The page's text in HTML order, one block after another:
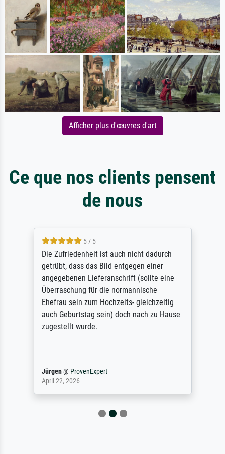
Afficher plus d'œuvres d'art
Ce que nos clients pensent
de nous
5 / 5
Die Zufriedenheit ist auch nicht dadurch
getrübt, dass das Bild entgegen einer
angegebenen Lieferanschrift (sollte eine
Überraschung für die normannische
Ehefrau sein zum Hochzeits- gleichzeitig
auch Geburtstag sein) doch nach zu Hause
zugestellt wurde.
Jürgen@ ProvenExpert
April 22, 2026